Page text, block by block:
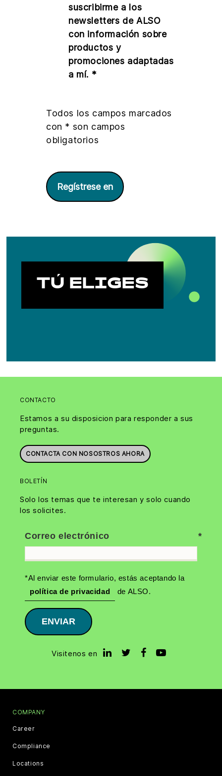
suscribirme a los
newsletters de ALSO
con información sobre
productos y
promociones adaptadas
a mí. *
Todos los campos marcados
con * son campos
obligatorios
Regístrese en
TÚ ELIGES
CONTACTO
Estamos a su disposicion para responder a sus
preguntas.
CONTACTA CON NOSOSTROS AHORA
BOLETÍN
Solo los temas que te interesan y solo cuando
los solicites.
Correo electrónico
*Al enviar este formulario, estás aceptando la
política de privacidad
de ALSO.
ENVIAR
Visitenos en
COMPANY
Career
Compliance
Locations